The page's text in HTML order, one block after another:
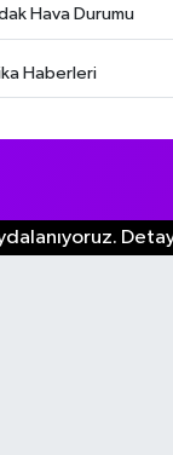
Hava Durumu
Haberleri